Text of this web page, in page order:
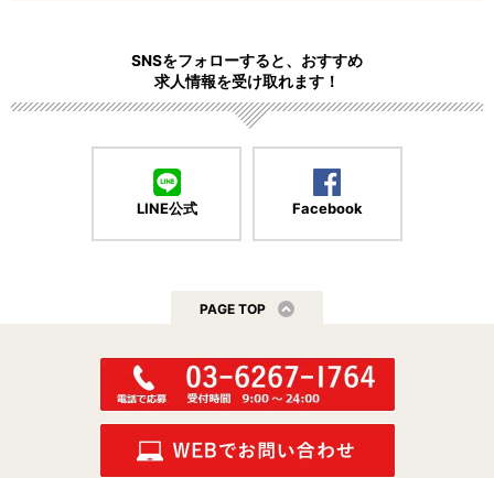
SNSをフォローすると、おすすめ
求人情報を受け取れます！
LINE公式 Facebook
PAGE TOP